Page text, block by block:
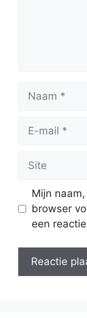
Naam
Site
Mijn
browser
een